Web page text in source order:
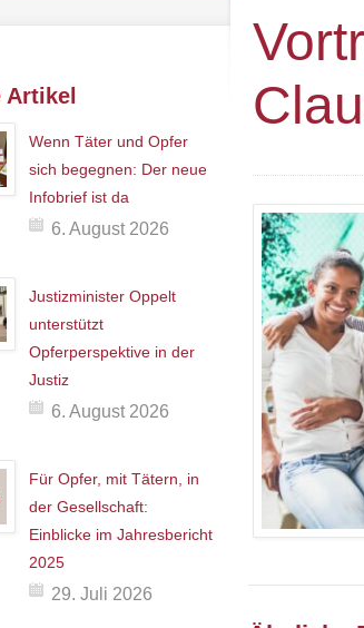
Wenn Täter und Opfer
sich begegnen: Der neue
Infobrief ist da
6. August 2026
Justizminister Oppelt
unterstützt
Opferperspektive in der
Justiz
6. August 2026
Für Opfer, mit Tätern, in
der Gesellschaft:
Einblicke im Jahresbericht
2025
29. Juli 2026